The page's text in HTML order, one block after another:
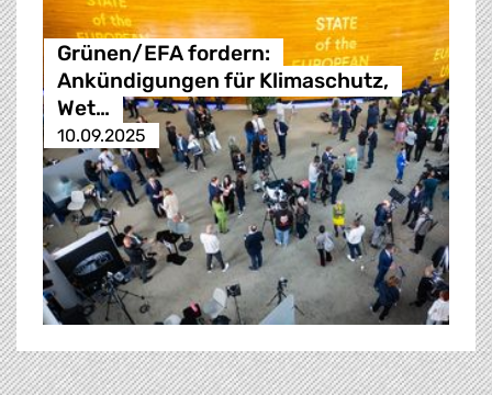
Grünen/EFA fordern:
Ankündigungen für Klimaschutz,
Wet…
10.09.2025